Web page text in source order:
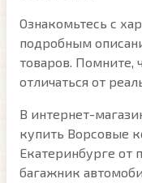
Ознакомьтесь с
подробным
товаров. Помните,
отличаться от
В интернет-
купить Ворсовые
Екатеринбурге от
багажник